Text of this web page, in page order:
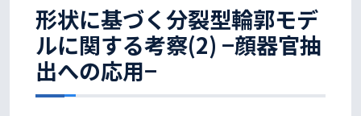
形状に基づく分裂型輪郭モデ
ルに関する考察(2) −顔器官抽
出への応用−